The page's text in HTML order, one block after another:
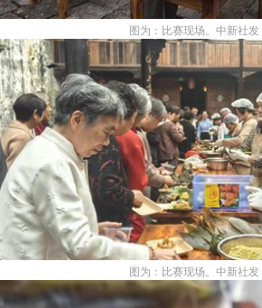
图为：比赛现场。中新社
图为：比赛现场。中新社